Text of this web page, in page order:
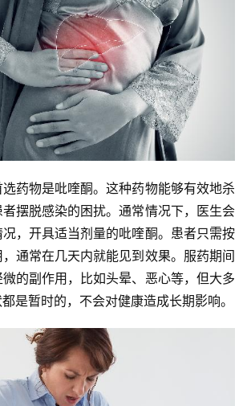
药物是吡喹酮。这种药物能够有效地杀
摆脱感染的困扰。通常情况下，医生会
，开具适当剂量的吡喹酮。患者只需按
通常在几天内就能见到效果。服药期间
的副作用，比如头晕、恶心等，但大多
是暂时的，不会对健康造成长期影响。